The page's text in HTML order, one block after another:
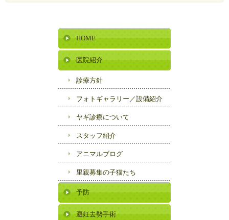
HOME
医院紹介
診療方針
フォトギャラリー／設備紹介
ヤギ診療について
スタッフ紹介
アニマルブログ
里親募集の子猫たち
予防
避妊去勢手術